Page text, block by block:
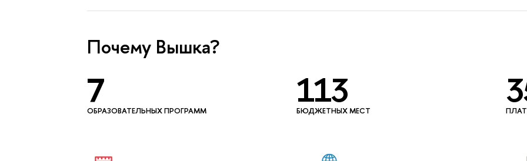
Почему Вышка?
7
ОБРАЗОВАТЕЛЬНЫХ ПРОГРАММ 113
БЮДЖЕТНЫХ МЕСТ